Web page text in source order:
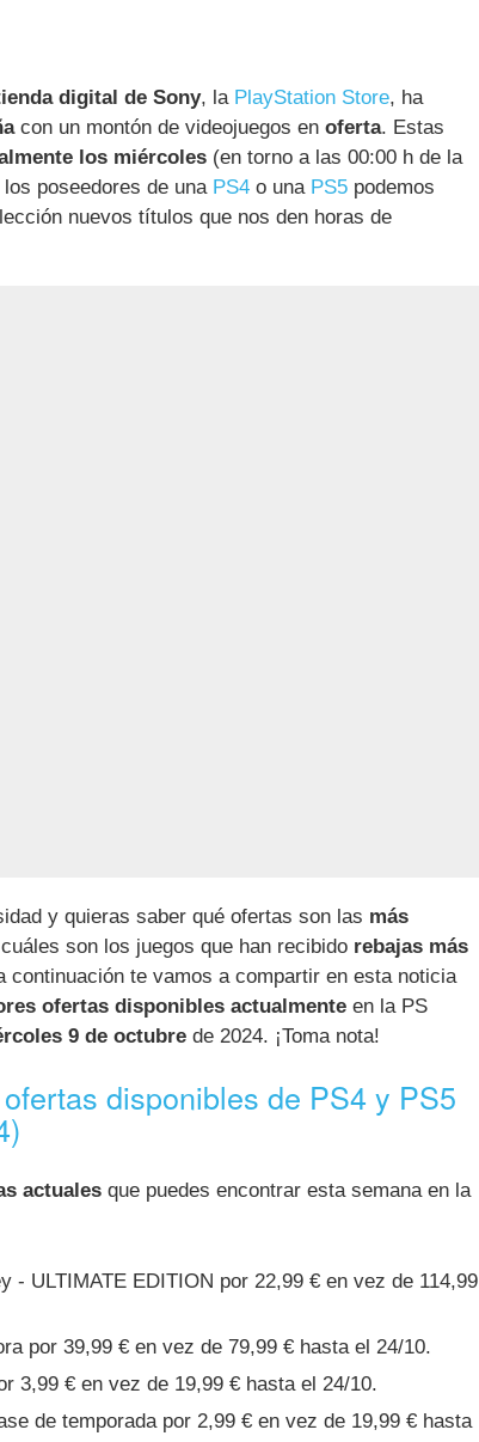
digital de Sony, la PlayStation Store, ha
con un montón de videojuegos en oferta. Estas
los miércoles (en torno a las 00:00 h de la
poseedores de una PS4 o una PS5 podemos
nuevos títulos que nos den horas de
y quieras saber qué ofertas son las más
son los juegos que han recibido rebajas más
continuación te vamos a compartir en esta noticia
ofertas disponibles actualmente en la PS
9 de octubre de 2024. ¡Toma nota!
disponibles de PS4 y PS5
actuales que puedes encontrar esta semana en la
- ULTIMATE EDITION por 22,99 € en vez de 114,99
por 39,99 € en vez de 79,99 € hasta el 24/10.
3,99 € en vez de 19,99 € hasta el 24/10.
de temporada por 2,99 € en vez de 19,99 € hasta